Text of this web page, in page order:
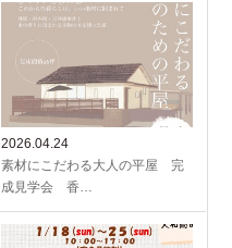
2026.04.24
素材にこだわる大人の平屋 完
成見学会 香…